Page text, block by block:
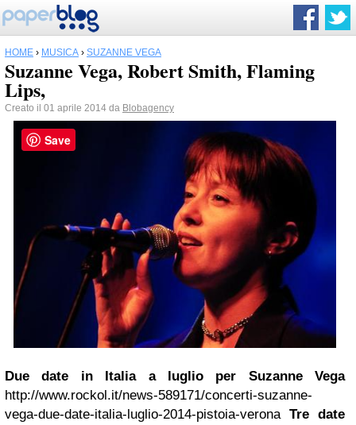
HOME › MUSICA › SUZANNE VEGA
Suzanne Vega, Robert Smith, Flaming
Lips,
Creato il 01 aprile 2014 da Blobagency
Due date in Italia a luglio per Suzanne Vega
http://www.rockol.it/news-589171/concerti-suzanne-
vega-due-date-italia-luglio-2014-pistoia-verona Tre date
Save